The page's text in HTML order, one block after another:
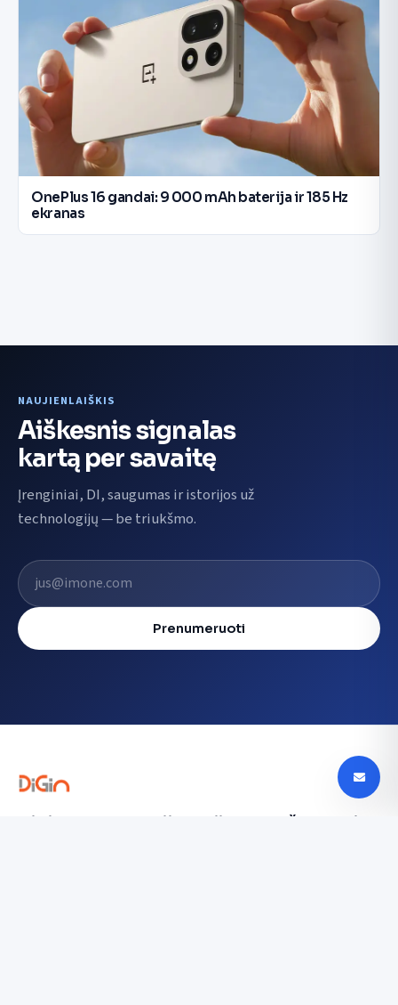
OnePlus 16 gandai: 9 000 mAh baterija ir 185 Hz
ekranas
NAUJIENLAIŠKIS
Aiškesnis signalas
kartą per savaitę
Įrenginiai, DI, saugumas ir istorijos už
technologijų — be triukšmo.
El. pašto adresas
Prenumeruoti
Digin - Technologijų naujienos, apžvalgos ir